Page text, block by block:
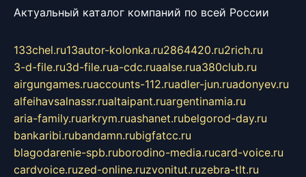
Актуальный каталог компаний по всей России
133chel.ru13autor-kolonka.ru2864420.ru2rich.ru
3-d-file.ru3d-file.rua-cdc.ruaalse.rua380club.ru
airgungames.ruaccounts-112.ruadler-jun.ruadonyev.ru
alfeihavsalnassr.rualtaipant.ruargentinamia.ru
aria-family.ruarkrym.ruashanet.rubelgorod-day.ru
bankaribi.rubandamn.rubigfatcc.ru
blagodarenie-spb.ruborodino-media.rucard-voice.ru
cardvoice.ruzed-online.ruzvonitut.ruzebra-tlt.ru